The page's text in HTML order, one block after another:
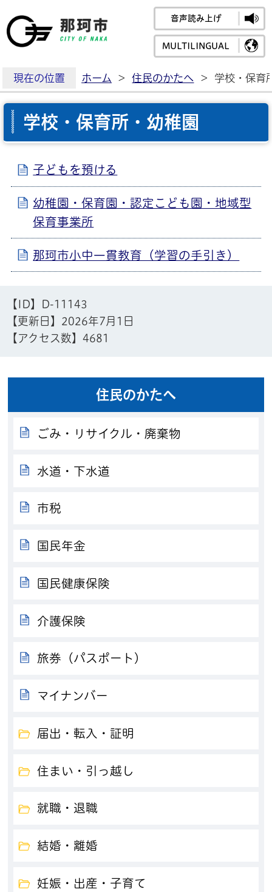
那珂市公式ホームペ
音声読み上げ
MULTILINGUAL
現在の位置 ホーム > 住民のかたへ > 学校・保育
学校・保育所・幼稚園
子どもを預ける
幼稚園・保育園・認定こども園・地域型
保育事業所
那珂市小中一貫教育（学習の手引き）
【ID】
D-11143
【更新日】 2026年7月1日
【アクセス数】4681
住民のかたへ
ごみ・リサイクル・廃棄物
水道・下水道
市税
国民年金
国民健康保険
介護保険
旅券（パスポート）
マイナンバー
届出・転入・証明
住まい・引っ越し
就職・退職
結婚・離婚
妊娠・出産・子育て